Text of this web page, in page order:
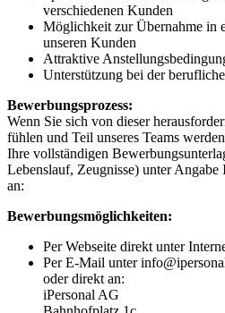
verschiedenen Kunden
Möglichkeit zur Übernahme in
unseren Kunden
Attraktive
Unterstützung bei der
Bewerbungsprozess:
Wenn Sie sich von dieser
fühlen und Teil unseres Teams
Ihre vollständigen
Lebenslauf, Zeugnisse) unter Angabe
an:
Bewerbungsmöglichkeiten:
Per Webseite direkt unter
Per E-Mail unter
oder direkt an:
iPersonal AG